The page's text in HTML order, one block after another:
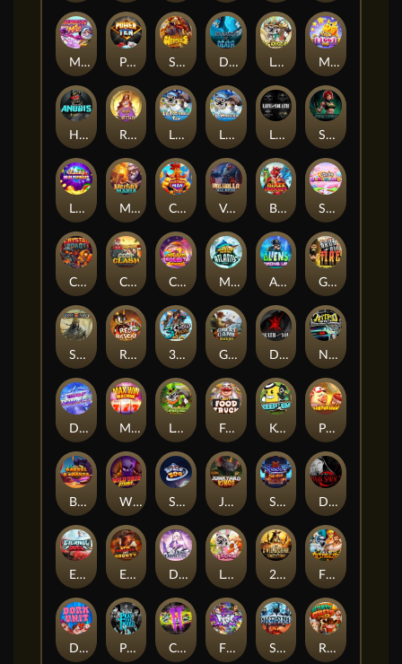
Munchy Milo Power of 10 Strength Of Hercules Dynasty of Death Le Digger Magic Piggy OG
Hand of Anubis Rise of Fortuna LE FOOTBALL FAN LE HOOLIGAN Life and Death Shadow Treasure
Lucky Multifruit Merlin's Mania Chicken Man Valhalla: Wild Winter Blaze Buddies Sticky Candyland
Crystal Robot Coop Clash Chocolate Rocket Marlin Masters Atlantis Aliens Among Us Grug Make Fire
Sand and Ashes Red Rascal™ 3 Cursed Chests™ Great Game Rockies Death Becomes You Nitro Nights
Dandy Diamonds Max Win Machine Le Prechaun Fred's Food Truck Keep 'em Piggy Cluster Hunt
Barrel Bonanza Wild Dojo Strike Space Zoo Junkyard Kings Shadow Strike Dark Spiral
Eternal Duel EPIC BULLETS & BOUNTY Dusk Princess Le Bunny 2 Wild 2 Die Fist Of Destruction
Dork Unit Pray for Three Chaos Crew 2 Fighter Pit Stormforged Rusty & Curly